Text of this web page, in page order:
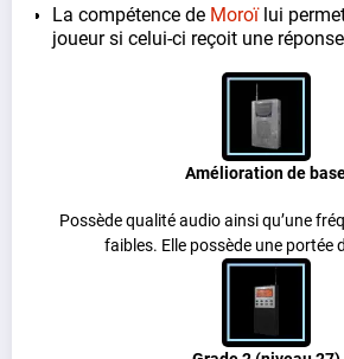
La compétence de Moroïlui
joueur si celui-ci reçoit une
Amélioration de
Possède qualité audio ainsi qu’une
faibles. Elle possède une portée